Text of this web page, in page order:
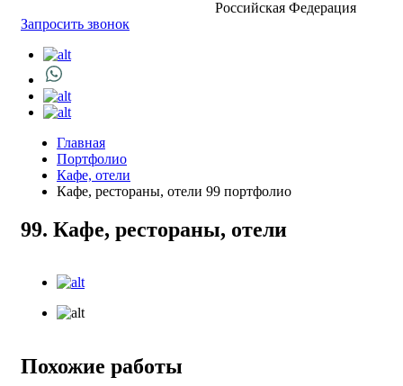
Российская Федерация
Запросить звонок
Главная
Портфолио
Кафе, отели
Кафе, рестораны, отели 99 портфолио
99. Кафе, рестораны, отели
Похожие работы